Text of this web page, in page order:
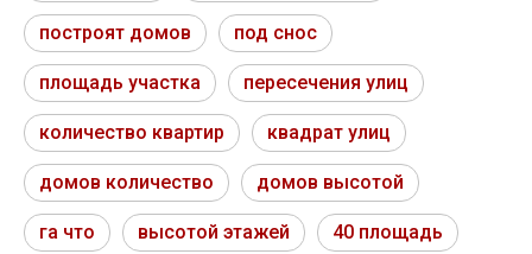
построят домов под снос
площадь участка пересечения улиц
количество квартир квадрат улиц
домов количество домов высотой
га что высотой этажей 40 площадь